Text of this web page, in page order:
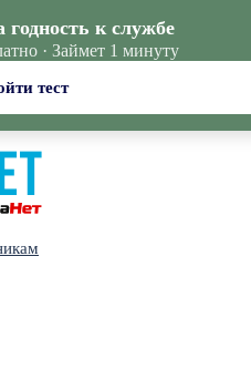
годность к службе
· Займет 1 минуту
тест